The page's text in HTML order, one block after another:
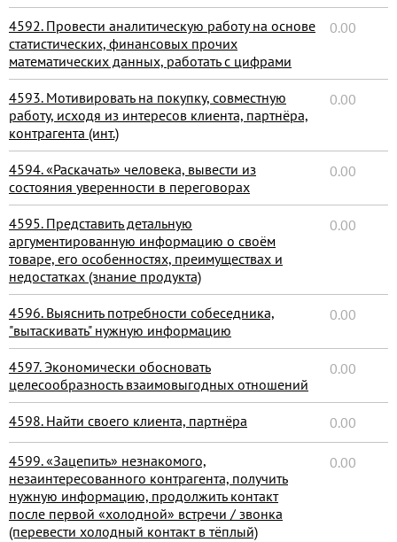
4592. Провести аналитическую работу на основе
статистических, финансовых прочих
математических данных, работать с цифрами
0.00
4593. Мотивировать на покупку, совместную
работу, исходя из интересов клиента, партнёра,
контрагента (инт.)
0.00
4594. «Раскачать» человека, вывести из
состояния уверенности в переговорах
0.00
4595. Представить детальную
аргументированную информацию о своём
товаре, его особенностях, преимуществах и
недостатках (знание продукта)
0.00
4596. Выяснить потребности собеседника,
"вытаскивать" нужную информацию
0.00
4597. Экономически обосновать
целесообразность взаимовыгодных отношений
0.00
4598. Найти своего клиента, партнёра 0.00
4599. «Зацепить» незнакомого,
незаинтересованного контрагента, получить
нужную информацию, продолжить контакт
после первой «холодной» встречи / звонка
(перевести холодный контакт в тёплый)
0.00